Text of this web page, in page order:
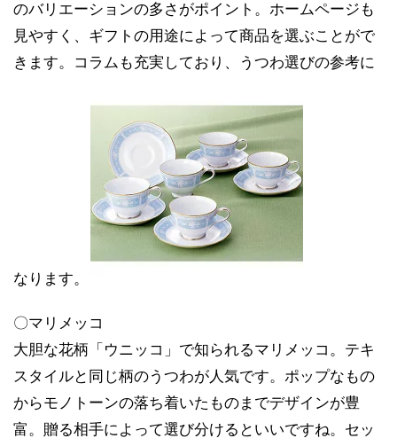
のバリエーションの多さがポイント。ホームページも
見やすく、ギフトの用途によって商品を選ぶことがで
きます。コラムも充実しており、うつわ選びの参考に
なります。
〇マリメッコ
大胆な花柄「ウニッコ」で知られるマリメッコ。テキ
スタイルと同じ柄のうつわが人気です。ポップなもの
からモノトーンの落ち着いたものまでデザインが豊
富。贈る相手によって選び分けるといいですね。セッ